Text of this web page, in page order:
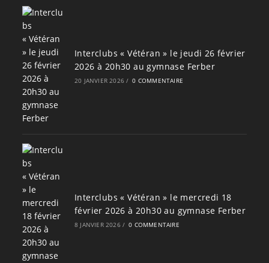
Interclubs « Vétéran » le jeudi 26 février
2026 à 20h30 au gymnase Ferber
20 JANVIER 2026 / 0 COMMENTAIRE
Interclubs « Vétéran » le mercredi 18
février 2026 à 20h30 au gymnase Ferber
8 JANVIER 2026 / 0 COMMENTAIRE